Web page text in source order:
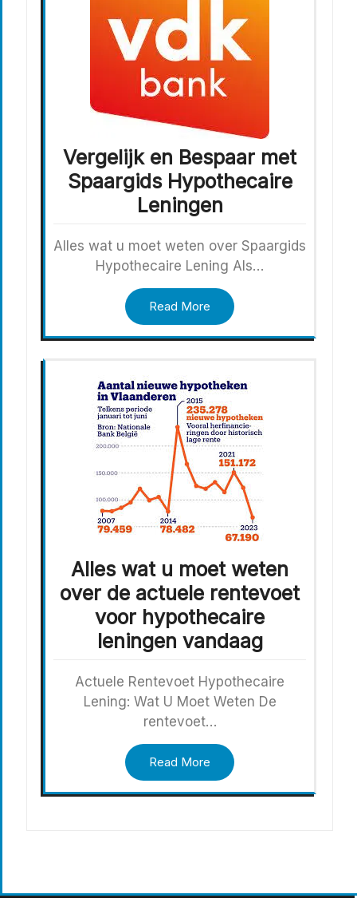
Vergelijk en Bespaar met
Spaargids Hypothecaire
Leningen
Alles wat u moet weten over Spaargids
Hypothecaire Lening Als…
Read More
Alles wat u moet weten
over de actuele rentevoet
voor hypothecaire
leningen vandaag
Actuele Rentevoet Hypothecaire
Lening: Wat U Moet Weten De
rentevoet…
Read More